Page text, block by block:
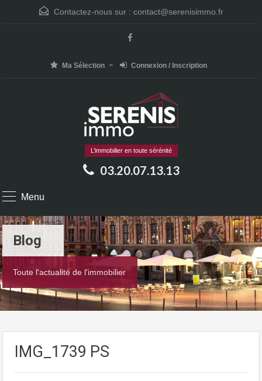
Contactez-nous sur : contact@serenisimmo.fr
Ma Sélection Connexion / Inscription
L’immobilier en toute sérénité
03.20.07.13.13
Menu
Blog
Toute l'actualité de l'immobilier
IMG_1739 PS